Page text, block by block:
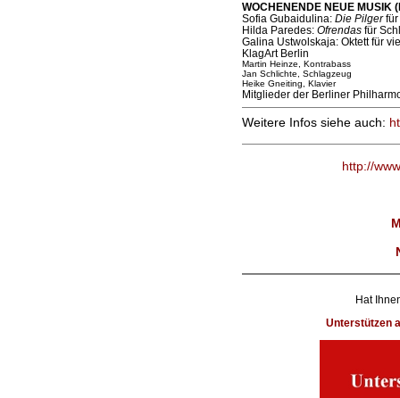
WOCHENENDE NEUE
Sofia Gubaidulina: Die Pilgerfür
Hilda Paredes: Ofrendasfür
Galina Ustwolskaja: Oktett für
KlagArt Berlin
Martin Heinze, Kontrabass
Jan Schlichte, Schlagzeug
Heike Gneiting, Klavier
Mitglieder der Berliner
Weitere Infos siehe auch:
http://
Hat
Unterstützen